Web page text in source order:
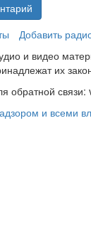
Добавить
и видео
их
обратной
и всеми